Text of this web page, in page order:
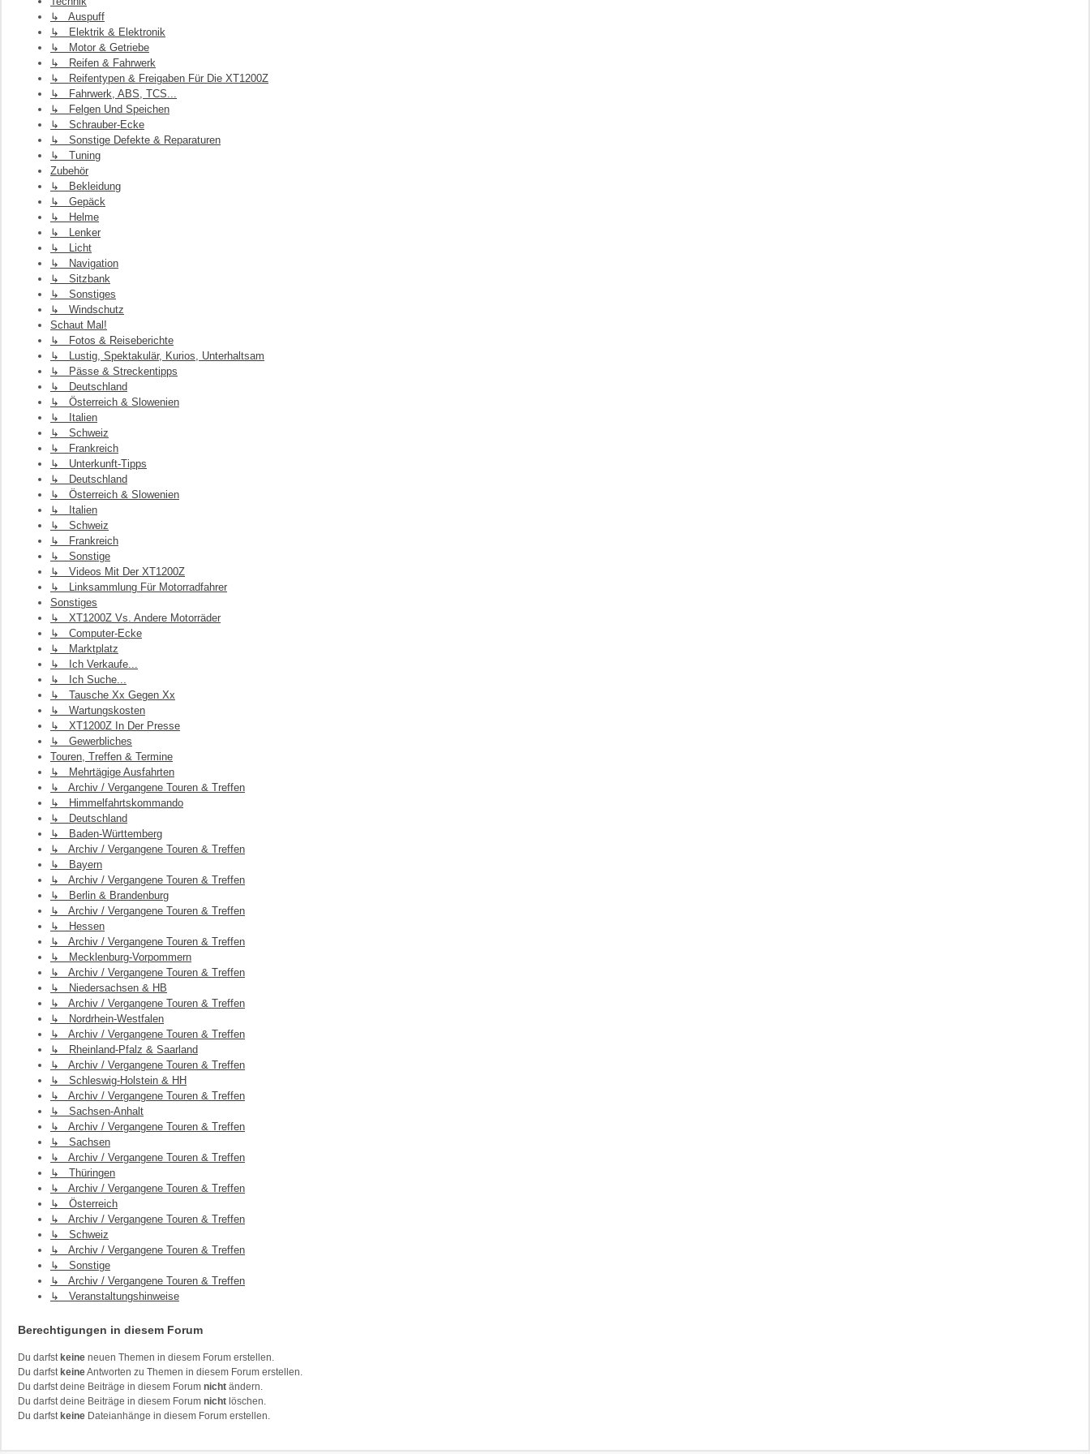
↳ Auspuff
↳ Elektrik & Elektronik
↳ Motor & Getriebe
↳ Reifen & Fahrwerk
↳ Reifentypen & Freigaben Für Die XT1200Z
↳ Fahrwerk, ABS, TCS...
↳ Felgen Und Speichen
↳ Schrauber-Ecke
↳ Sonstige Defekte & Reparaturen
↳ Tuning
Zubehör
↳ Bekleidung
↳ Gepäck
↳ Helme
↳ Lenker
↳ Licht
↳ Navigation
↳ Sitzbank
↳ Sonstiges
↳ Windschutz
Schaut Mal!
↳ Fotos & Reiseberichte
↳ Lustig, Spektakulär, Kurios, Unterhaltsam
↳ Pässe & Streckentipps
↳ Deutschland
↳ Österreich & Slowenien
↳ Italien
↳ Schweiz
↳ Frankreich
↳ Unterkunft-Tipps
↳ Deutschland
↳ Österreich & Slowenien
↳ Italien
↳ Schweiz
↳ Frankreich
↳ Sonstige
↳ Videos Mit Der XT1200Z
↳ Linksammlung Für Motorradfahrer
Sonstiges
↳ XT1200Z Vs. Andere Motorräder
↳ Computer-Ecke
↳ Marktplatz
↳ Ich Verkaufe...
↳ Ich Suche...
↳ Tausche Xx Gegen Xx
↳ Wartungskosten
↳ XT1200Z In Der Presse
↳ Gewerbliches
Touren, Treffen & Termine
↳ Mehrtägige Ausfahrten
↳ Archiv / Vergangene Touren & Treffen
↳ Himmelfahrtskommando
↳ Deutschland
↳ Baden-Württemberg
↳ Archiv / Vergangene Touren & Treffen
↳ Bayern
↳ Archiv / Vergangene Touren & Treffen
↳ Berlin & Brandenburg
↳ Archiv / Vergangene Touren & Treffen
↳ Hessen
↳ Archiv / Vergangene Touren & Treffen
↳ Mecklenburg-Vorpommern
↳ Archiv / Vergangene Touren & Treffen
↳ Niedersachsen & HB
↳ Archiv / Vergangene Touren & Treffen
↳ Nordrhein-Westfalen
↳ Archiv / Vergangene Touren & Treffen
↳ Rheinland-Pfalz & Saarland
↳ Archiv / Vergangene Touren & Treffen
↳ Schleswig-Holstein & HH
↳ Archiv / Vergangene Touren & Treffen
↳ Sachsen-Anhalt
↳ Archiv / Vergangene Touren & Treffen
↳ Sachsen
↳ Archiv / Vergangene Touren & Treffen
↳ Thüringen
↳ Archiv / Vergangene Touren & Treffen
↳ Österreich
↳ Archiv / Vergangene Touren & Treffen
↳ Schweiz
↳ Archiv / Vergangene Touren & Treffen
↳ Sonstige
↳ Archiv / Vergangene Touren & Treffen
↳ Veranstaltungshinweise
Berechtigungen in diesem Forum
Du darfst keine neuen Themen in diesem Forum erstellen.
Du darfst keineAntworten zu Themen in diesem Forum erstellen.
Du darfst deine Beiträge in diesem Forum nicht ändern.
Du darfst deine Beiträge in diesem Forum nicht löschen.
Du darfst keine Dateianhänge in diesem Forum erstellen.